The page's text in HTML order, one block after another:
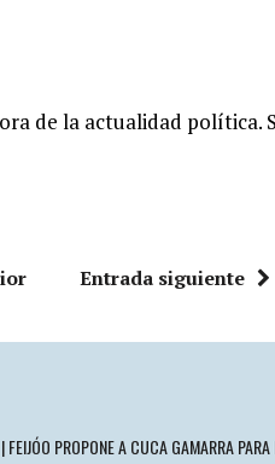
de la actualidad política.
Entrada siguiente
PROPONE A CUCA GAMARRA